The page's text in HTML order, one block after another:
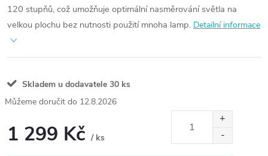
120 stupňů, což umožňuje optimální nasměrování světla na
velkou plochu bez nutnosti použití mnoha lamp. Detailní informace
Skladem u dodavatele 30 ks
12.8.2026
1 299 Kč / ks